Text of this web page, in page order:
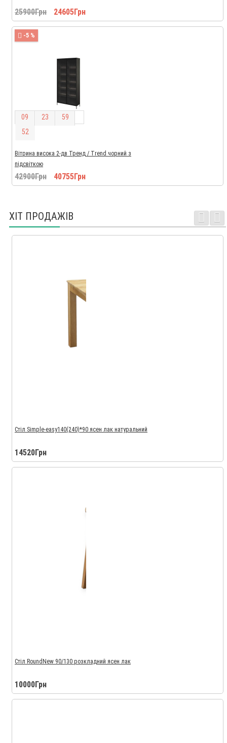
25900Грн 24605Грн
-5 %
09 23 59
51
Вітрина висока 2-дв Тренд / Trend чорний з
підсвіткою
42900Грн 40755Грн
ХІТ ПРОДАЖІВ
Стіл Simple-easy140(240)*90 ясен лак натуральний
14520Грн
Стіл RoundNew 90/130 розкладний ясен лак
10000Грн